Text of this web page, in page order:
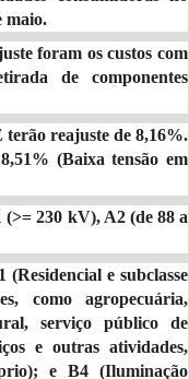
maio.
foram os custos com
de componentes
terão reajuste de 8,16%.
(Baixa tensão em
(>= 230 kV), A2 (de 88 a
(Residencial e subclasse
como agropecuária,
serviço público de
e outras atividades,
e B4 (Iluminação